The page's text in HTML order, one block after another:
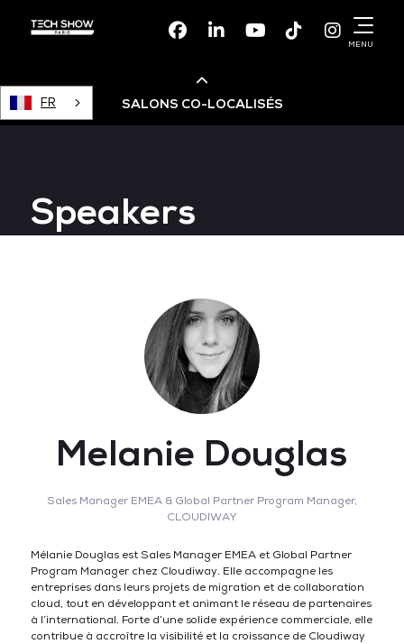
FacebookLinkedinYoutubeTikTok
MENU
FR SALONS CO-LOCALISÉS
Devops Live
Data & AI Leaders Summit
Speakers
Melanie Douglas
Sales Manager EMEA & Global Partner Program Manager,
CLOUDIWAY
Mélanie Douglas est Sales Manager EMEA et Global Partner
Program Manager chez Cloudiway. Elle accompagne les
entreprises dans leurs projets de migration et de collaboration
cloud, tout en développant et animant le réseau de partenaires
à l’international. Forte d’une solide expérience commerciale, elle
contribue à accroître la visibilité et la croissance de Cloudiway